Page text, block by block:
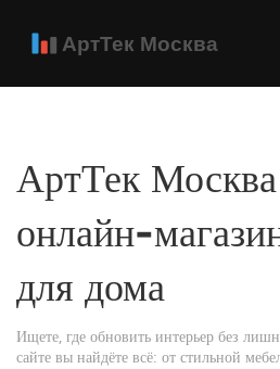
АртТек
для дома
Ищете, где обновить интерьер без
сайте вы найдёте всё: от стильной